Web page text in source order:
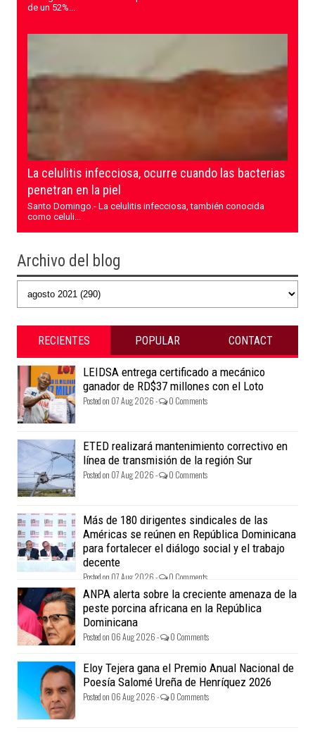
de un 52%...
La celulitis infecciosa, ocurre cuando las bacterias
penetran en la piel
Santo Domingo.- La celulitis infecciosa, también conocida
como celuli...
Archivo del blog
RECIENTES POPULAR CONTACT
LEIDSA entrega certificado a mecánico
ganador de RD$37 millones con el Loto
Posted on 07 Aug 2026 - 0 Comments
ETED realizará mantenimiento correctivo en
línea de transmisión de la región Sur
Posted on 07 Aug 2026 - 0 Comments
Más de 180 dirigentes sindicales de las
Américas se reúnen en República Dominicana
para fortalecer el diálogo social y el trabajo
decente
Posted on 07 Aug 2026 - 0 Comments
ANPA alerta sobre la creciente amenaza de la
peste porcina africana en la República
Dominicana
Posted on 06 Aug 2026 - 0 Comments
Eloy Tejera gana el Premio Anual Nacional de
Poesía Salomé Ureña de Henríquez 2026
Posted on 06 Aug 2026 - 0 Comments